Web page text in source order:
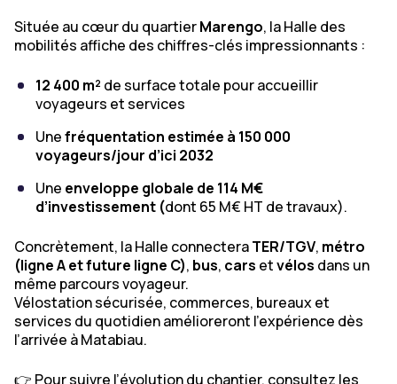
Située au cœur du quartierMarengo, la Halle des
mobilités affiche des chiffres-clés impressionnants :
12 400 m² de surface totale pour accueillir
voyageurs et services
Unefréquentation estimée à 150 000
voyageurs/jour d’ici 2032
Une enveloppe globale de 114 M€
d’investissement (dont 65 M€ HT de travaux).
Concrètement, la Halle connecteraTER/TGV, métro
(ligne A et future ligne C), bus, cars etvélos dans un
même parcours voyageur.
Vélostation sécurisée, commerces, bureaux et
services du quotidien amélioreront l’expérience dès
l’arrivée à Matabiau.
👉 Pour suivre l’évolution du chantier, consultez les